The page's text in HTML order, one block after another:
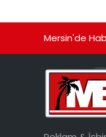
Mersin'de